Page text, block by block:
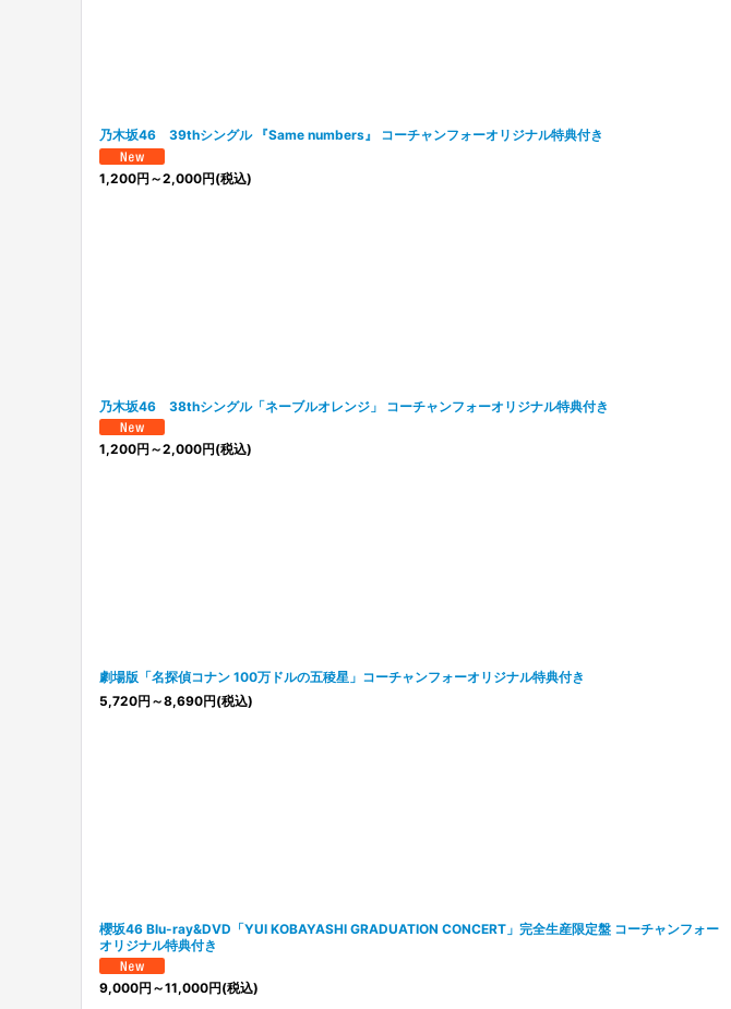
乃木坂46 39thシングル 『Same numbers』 コーチャンフォーオリジナル特典付き
1,200円 ～2,000円(税込)
乃木坂46 38thシングル「ネーブルオレンジ」 コーチャンフォーオリジナル特典付き
1,200円 ～2,000円(税込)
劇場版「名探偵コナン 100万ドルの五稜星」コーチャンフォーオリジナル特典付き
5,720円 ～8,690円(税込)
櫻坂46 Blu-ray&DVD「YUI KOBAYASHI GRADUATION CONCERT」完全生産限定盤 コーチャンフォー
オリジナル特典付き
9,000円 ～11,000円(税込)